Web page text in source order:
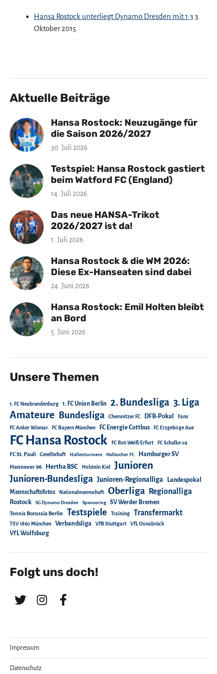
Hansa Rostock unterliegt Dynamo Dresden mit 1:33.
Oktober 2015
Aktuelle Beiträge
Hansa Rostock: Neuzugänge für
die Saison 2026/2027
30. Juli 2026
Testspiel: Hansa Rostock gastiert
beim Watford FC (England)
14. Juli 2026
Das neue HANSA-Trikot
2026/2027 ist da!
1. Juli 2026
Hansa Rostock & die WM 2026:
Diese Ex-Hanseaten sind dabei
24. Juni 2026
Hansa Rostock: Emil Holten bleibt
an Bord
5. Juni 2026
Unsere Themen
1. FC Neubrandenburg 1. FC Union Berlin 2. Bundesliga 3. Liga
Amateure Bundesliga Chemnitzer FC DFB-Pokal Fans
FC Anker Wismar FC Bayern München FC Energie Cottbus FC Erzgebirge Aue
FC Hansa Rostock FC Rot-Weiß Erfurt FC Schalke 04
FC St. Pauli Gesellschaft Hallenturniere Hallescher FC Hamburger SV
Hannover 96 Hertha BSC Holstein Kiel Junioren
Junioren-Bundesliga Junioren-Regionalliga
Landespokal
Mannschaftsfotos
Nationalmannschaft Oberliga Regionalliga
Rostock SG Dynamo Dresden Sponsoring SV Werder Bremen
Tennis Borussia Berlin Testspiele Training Transfermarkt
TSV 1860 München Verbandsliga VfB Stuttgart VfL Osnabrück
VfL Wolfsburg
Folgt uns doch!
Impressum
Datenschutz